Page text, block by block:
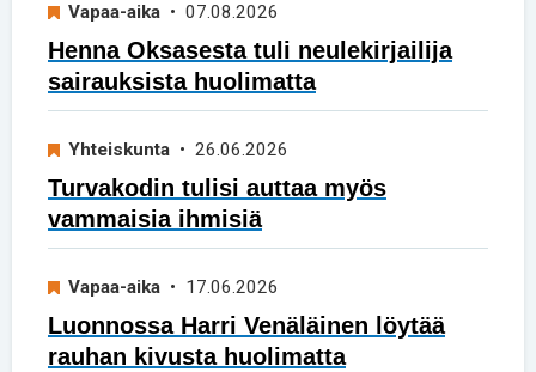
Vapaa-aika • 07.08.2026
Henna Oksasesta tuli neulekirjailija
sairauksista huolimatta
Yhteiskunta • 26.06.2026
Turvakodin tulisi auttaa myös
vammaisia ihmisiä
Vapaa-aika • 17.06.2026
Luonnossa Harri Venäläinen löytää
rauhan kivusta huolimatta